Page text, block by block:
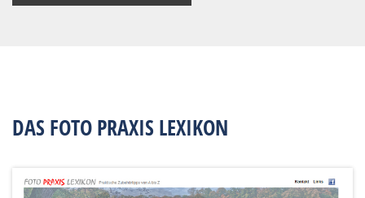
DAS FOTO PRAXIS LEXIKON